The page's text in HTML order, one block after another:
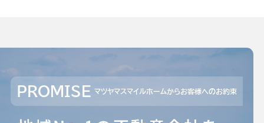
PROMISE マツヤマスマイルホームからお客様へのお約束